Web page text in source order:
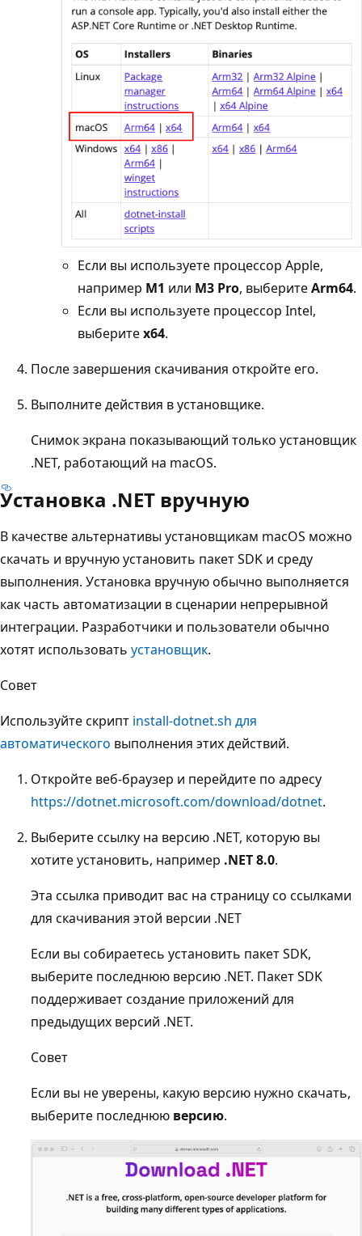
Если вы используете процессор Apple,
например M1 или M3 Pro, выберитеArm64.
Если вы используете процессор Intel,
выберитеx64.
После завершения скачивания откройте его.
Выполните действия в установщике.
Снимок экрана показывающий только установщик
.NET, работающий на macOS.
Установка .NET вручную
В качестве альтернативы установщикам macOS можно
скачать и вручную установить пакет SDK и среду
выполнения. Установка вручную обычно выполняется
как часть автоматизации в сценарии непрерывной
интеграции. Разработчики и пользователи обычно
хотят использовать установщик.
Совет
Используйте скрипт install-dotnet.sh для
автоматического выполнения этих действий.
Откройте веб-браузер и перейдите по адресу
https://dotnet.microsoft.com/download/dotnet.
Выберите ссылку на версию .NET, которую вы
хотите установить, например .NET 8.0.
Эта ссылка приводит вас на страницу со ссылками
для скачивания этой версии .NET
Если вы собираетесь установить пакет SDK,
выберите последнюю версию .NET. Пакет SDK
поддерживает создание приложений для
предыдущих версий .NET.
Совет
Если вы не уверены, какую версию нужно скачать,
выберите последнюю версию.